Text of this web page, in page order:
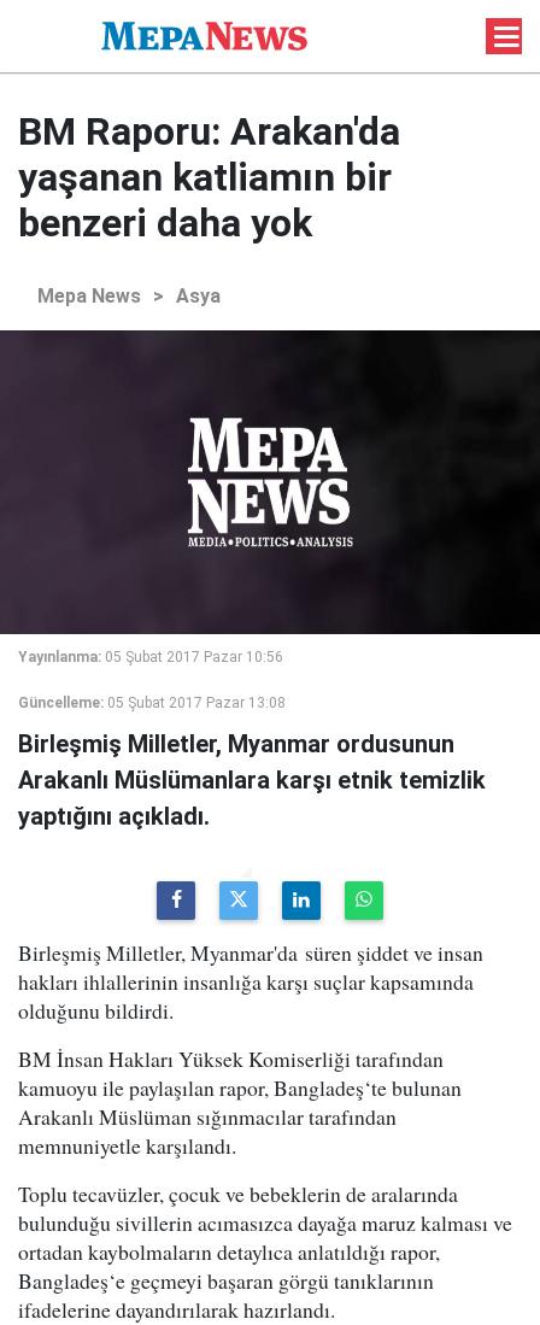
BM Raporu: Arakan'da
yaşanan katliamın bir
benzeri daha yok
Mepa News > Asya
Yayınlanma: 05 Şubat 2017 Pazar 10:56
Güncelleme: 05 Şubat 2017 Pazar 13:08
Birleşmiş Milletler, Myanmar ordusunun
Arakanlı Müslümanlara karşı etnik temizlik
yaptığını açıkladı.
Birleşmiş Milletler, Myanmar'da süren şiddet ve insan
hakları ihlallerinin insanlığa karşı suçlar kapsamında
olduğunu bildirdi.
BM İnsan Hakları Yüksek Komiserliği tarafından
kamuoyu ile paylaşılan rapor, Bangladeş‘te bulunan
Arakanlı Müslüman sığınmacılar tarafından
memnuniyetle karşılandı.
Toplu tecavüzler, çocuk ve bebeklerin de aralarında
bulunduğu sivillerin acımasızca dayağa maruz kalması ve
ortadan kaybolmaların detaylıca anlatıldığı rapor,
Bangladeş‘e geçmeyi başaran görgü tanıklarının
ifadelerine dayandırılarak hazırlandı.